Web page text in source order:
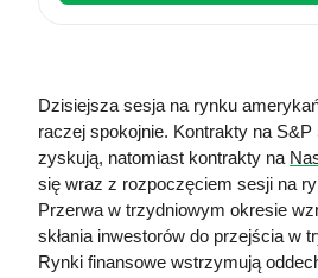
Dzisiejsza sesja na rynku
raczej spokojnie. Kontrakty na S&P
zyskują, natomiast kontrakty na
się wraz z rozpoczęciem sesji na
Przerwa w trzydniowym okresie
skłania inwestorów do przejścia w
Rynki finansowe wstrzymują